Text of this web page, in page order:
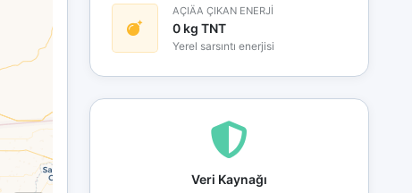
AÇIÄA ÇIKAN ENERJİ
0 kg TNT
Yerel sarsıntı enerjisi
Veri Kaynağı